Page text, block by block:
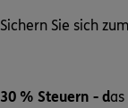
Sichern Sie sich
30 % Steuern - d